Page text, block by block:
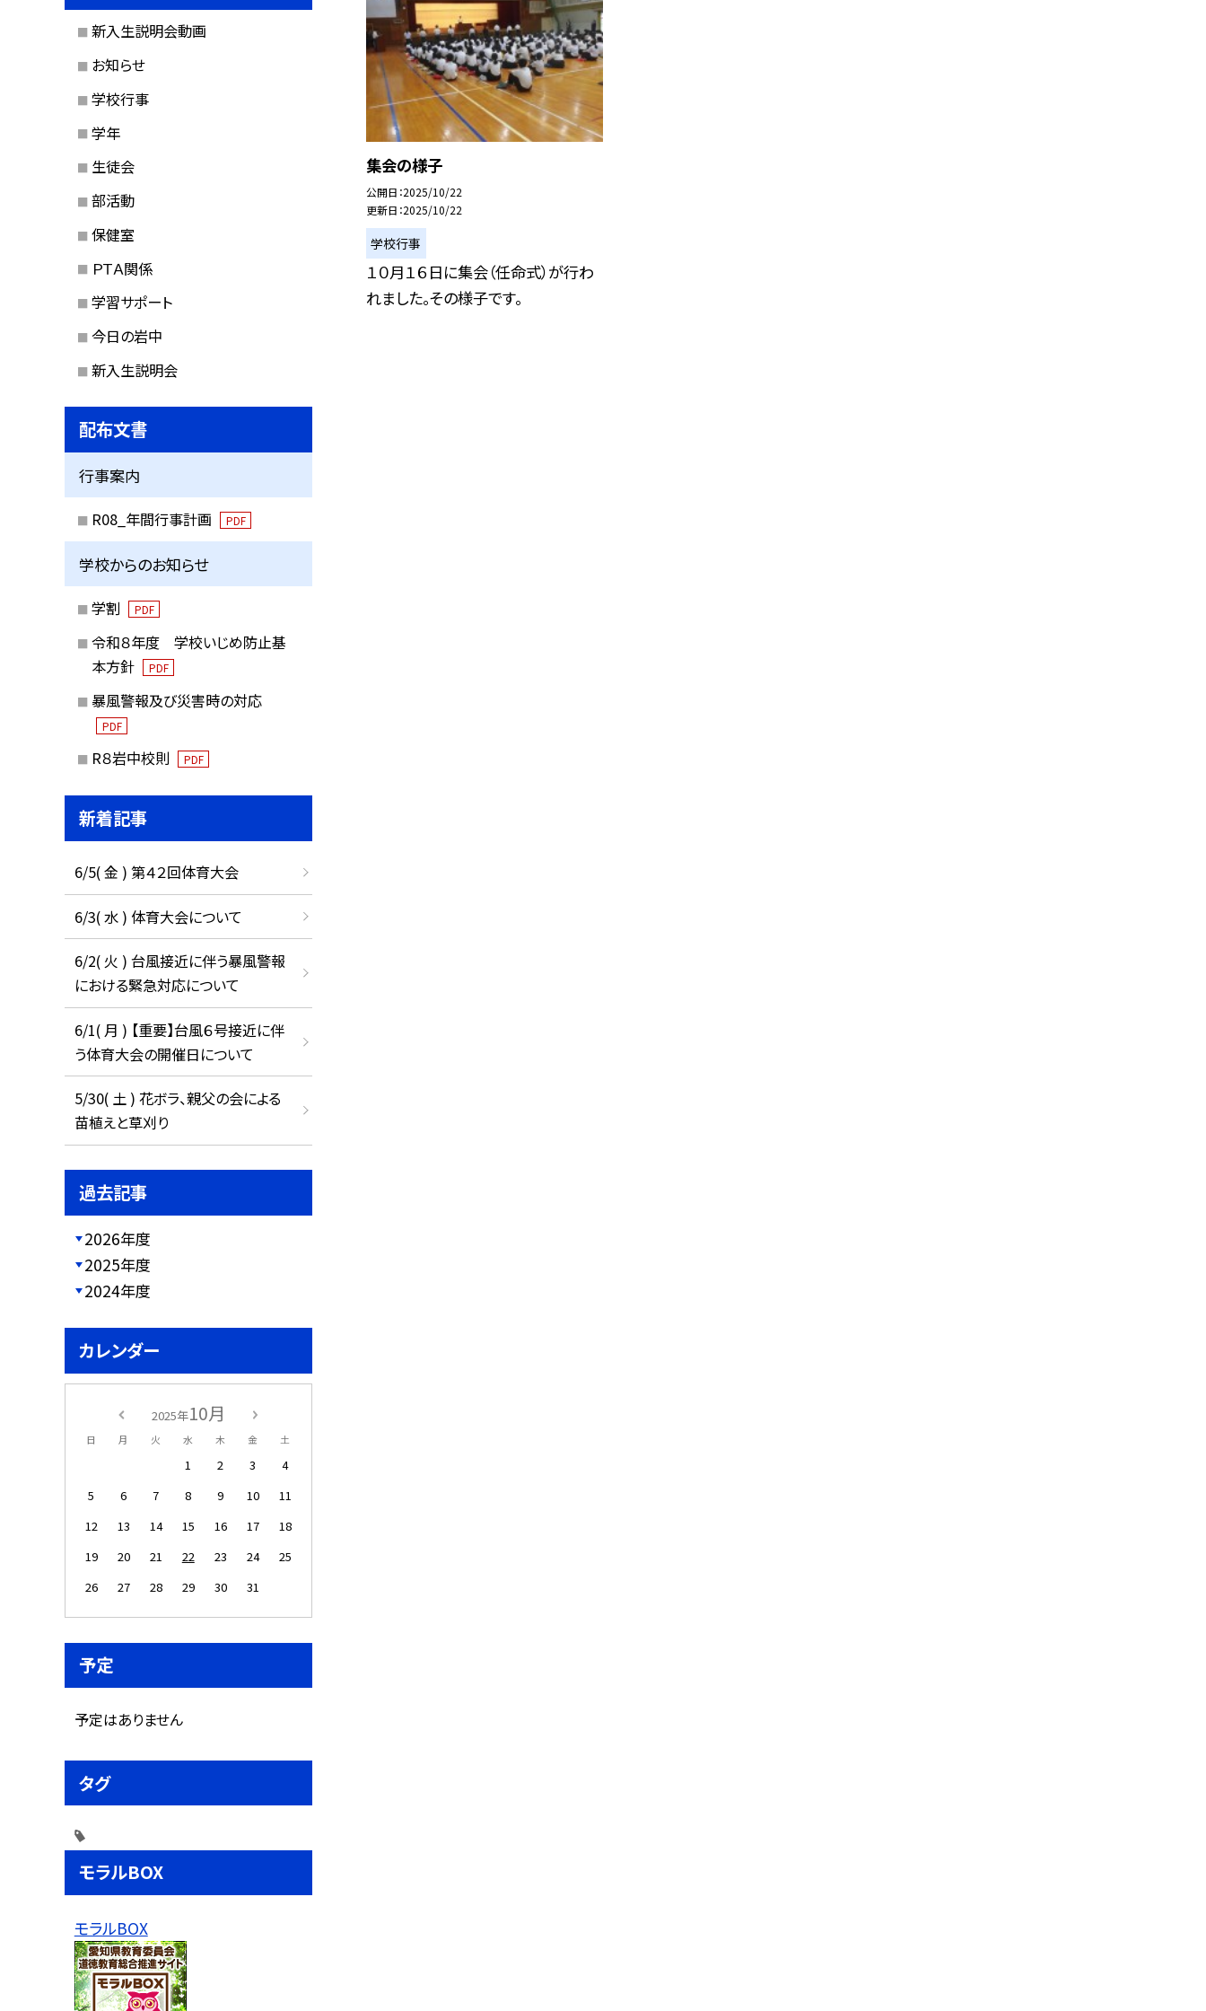
集会の様子
公開日 2025/10/22
更新日 2025/10/22
学校行事
１０月１６日に集会（任命式）が行わ
れました。その様子です。
新入生説明会動画
お知らせ
学校行事
学年
生徒会
部活動
保健室
ＰＴＡ関係
学習サポート
今日の岩中
新入生説明会
配布文書
行事案内
R08_年間行事計画 PDF
学校からのお知らせ
学割 PDF
令和８年度 学校いじめ防止基
本方針
PDF
暴風警報及び災害時の対応
PDF
R８岩中校則 PDF
新着記事
6/5( 金 ) 第４２回体育大会
6/3( 水 ) 体育大会について
6/2( 火 ) 台風接近に伴う暴風警報
における緊急対応について
6/1( 月 ) 【重要】台風６号接近に伴
う体育大会の開催日について
5/30( 土 ) 花ボラ、親父の会による
苗植えと草刈り
過去記事
2026年度
2025年度
2024年度
カレンダー
2025年10月
日 月 火 水 木 金 土
1 2 3
4
5
6 7 8 9 10
11
12
13 14 15 16 17
18
19
20 21 22 23 24
25
26
27 28 29 30 31
予定
予定はありません
タグ
モラルBOX
モラルBOX